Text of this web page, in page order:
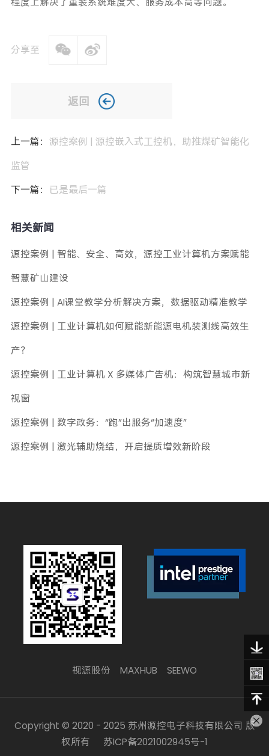
分享至
返回
上一篇： 源控案例 | 源控嵌入式工控机，助推煤矿智能化
监管
下一篇： 已是最后一篇
相关新闻
源控案例 | 智能、安全、高效，源控工业计算机方案赋能
智慧矿山建设
源控案例 | AI课堂教学分析解决方案，数据驱动精准教学
源控案例 | 工业计算机如何赋能新能源电机装测线高效生
产？
源控案例 | 工业计算机 X 多媒体广告机：构筑智慧城市新
视窗
源控案例 | 数字政务：“跑”出服务“加速度”
源控案例 | 激光辅助烧结，开启提质增效新阶段
视源股份 MAXHUB SEEWO
Copyright © 2020 - 2025 苏州源控电子科技有限公司 版
权所有
苏ICP备2021002945号-1